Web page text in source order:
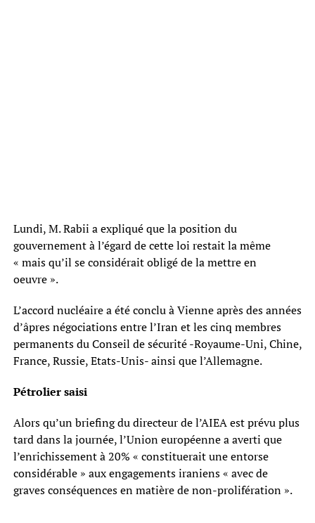
Lundi, M. Rabii a expliqué que la position du
gouvernement à l’égard de cette loi restait la même
« mais qu’il se considérait obligé de la mettre en
oeuvre ».
L’accord nucléaire a été conclu à Vienne après des années
d’âpres négociations entre l’Iran et les cinq membres
permanents du Conseil de sécurité -Royaume-Uni, Chine,
France, Russie, Etats-Unis- ainsi que l’Allemagne.
Pétrolier saisi
Alors qu’un briefing du directeur de l’AIEA est prévu plus
tard dans la journée, l’Union européenne a averti que
l’enrichissement à 20% « constituerait une entorse
considérable » aux engagements iraniens « avec de
graves conséquences en matière de non-prolifération ».